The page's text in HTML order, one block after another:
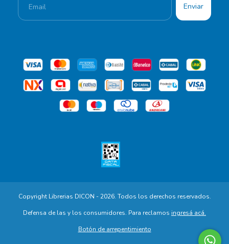
Copyright Librerias DICON - 2026. Todos los derechos reservados.
Defensa de las y los consumidores. Para reclamos ingresá acá.
Botón de arrepentimiento